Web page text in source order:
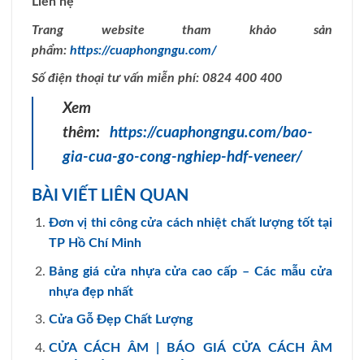
Trang website tham khảo sản
phẩm: https://cuaphongngu.com/
Số điện thoại tư vấn miễn phí: 0824 400 400
Xem
thêm: https://cuaphongngu.com/bao-
gia-cua-go-cong-nghiep-hdf-veneer/
BÀI VIẾT LIÊN QUAN
Đơn vị thi công cửa cách nhiệt chất lượng tốt tại
TP Hồ Chí Minh
Bảng giá cửa nhựa cửa cao cấp – Các mẫu cửa
nhựa đẹp nhất
Cửa Gỗ Đẹp Chất Lượng
CỬA CÁCH ÂM | BÁO GIÁ CỬA CÁCH ÂM